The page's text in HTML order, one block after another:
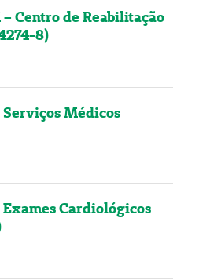
Centro de Reabilitação
8)
Médicos
Cardiológicos